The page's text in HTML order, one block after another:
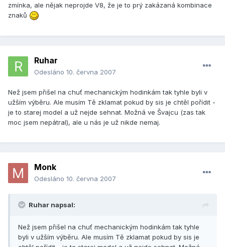
zmínka, ale nějak neprojde V8, že je to prý zakázaná kombinace
znaků
Ruhar
Odesláno 10. června 2007
Než jsem přišel na chuť mechanickým hodinkám tak tyhle byli v
užším výběru. Ale musím Tě zklamat pokud by sis je chtěl pořídit -
je to starej model a už nejde sehnat. Možná ve Švajcu (zas tak
moc jsem nepátral), ale u nás je už nikde nemaj.
Monk
Odesláno 10. června 2007
Ruhar napsal:
Než jsem přišel na chuť mechanickým hodinkám tak tyhle
byli v užším výběru. Ale musím Tě zklamat pokud by sis je